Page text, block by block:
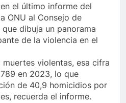
el último informe del
ONU al Consejo de
dibuja un panorama
de la violencia en el
muertes violentas, esa cifra
en 2023, lo que
de 40,9 homicidios por
recuerda el informe.